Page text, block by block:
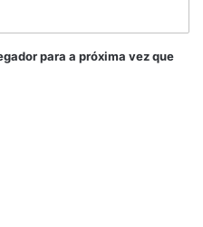
para a próxima vez que